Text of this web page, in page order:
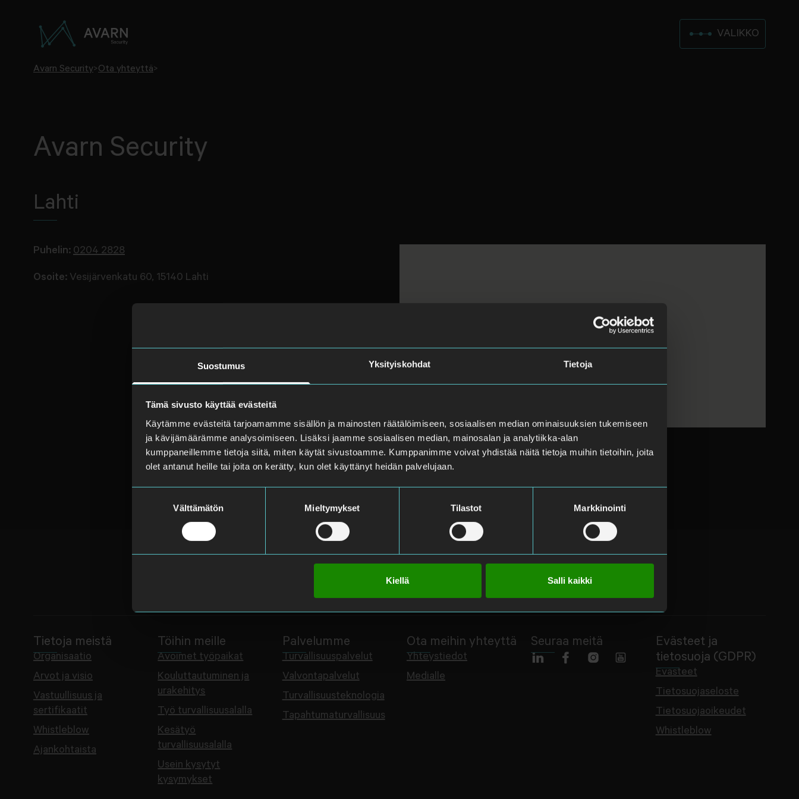
Suostumus Yksityiskohdat Tietoja
Tämä sivusto käyttää evästeitä
Käytämme evästeitä tarjoamamme sisällön ja mainosten räätälöimiseen, sosiaalisen median ominaisuuksien tukemiseen
ja kävijämäärämme analysoimiseen. Lisäksi jaamme sosiaalisen median, mainosalan ja analytiikka-alan
kumppaneillemme tietoja siitä, miten käytät sivustoamme. Kumppanimme voivat yhdistää näitä tietoja muihin tietoihin, joita
olet antanut heille tai joita on kerätty, kun olet käyttänyt heidän palvelujaan.
Välttämätön Mieltymykset Tilastot Markkinointi
Kiellä Salli kaikki
VALIKKO
Avarn Security>Ota yhteyttä>
Avarn Security
Lahti
Puhelin: 0204 2828
Osoite: Vesijärvenkatu 60, 15140 Lahti
Tietoja meistä
Organisaatio
Arvot ja visio
Vastuullisuus ja
sertifikaatit
Whistleblow
Ajankohtaista
Töihin meille
Avoimet työpaikat
Kouluttautuminen ja
urakehitys
Työ turvallisuusalalla
Kesätyö
turvallisuusalalla
Usein kysytyt
kysymykset
Palvelumme
Turvallisuuspalvelut
Valvontapalvelut
Turvallisuusteknologia
Tapahtumaturvallisuus
Ota meihin yhteyttä
Yhteystiedot
Medialle
Seuraa meitä
Evästeet ja
tietosuoja (GDPR)
Evästeet
Tietosuojaseloste
Tietosuojaoikeudet
Whistleblow